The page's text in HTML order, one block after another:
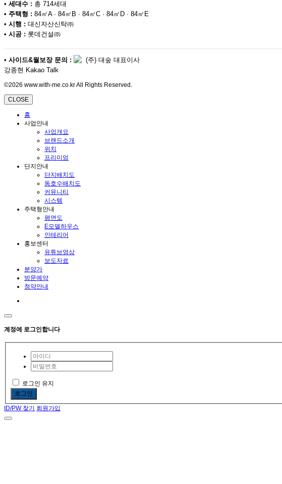
• 세대수 : 총 714세대
• 주택형 : 84㎡A · 84㎡B · 84㎡C · 84㎡D · 84㎡E
• 시행 : 대신자산신탁㈜
• 시공 : 롯데건설㈜
• 사이드&월보장 문의 :
(주) 대숲 대표이사
강종현 Kakao Talk
©2026 www.with-me.co.kr All Rights Reserved.
CLOSE
홈
사업안내
사업개요
브랜드소개
위치
프리미엄
단지안내
단지배치도
동호수배치도
커뮤니티
시스템
주택형안내
평면도
E모델하우스
인테리어
홍보센터
유튜브영상
보도자료
분양가
방문예약
청약안내
계정에 로그인합니다
로그인 유지
로그인
ID/PW 찾기 회원가입